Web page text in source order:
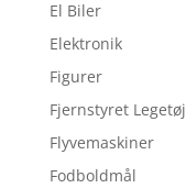
El Biler
Elektronik
Figurer
Fjernstyret Legetøj
Flyvemaskiner
Fodboldmål